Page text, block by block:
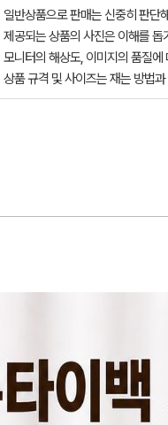
일반상품으로 판매는 신중히 판단
제공되는 상품의 사진은 이해를
모니터의 해상도, 이미지의 품질
상품 규격 및 사이즈는 재는 방법